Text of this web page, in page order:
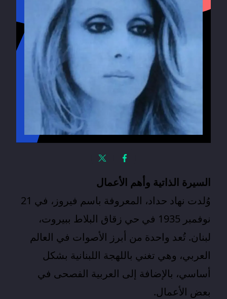
السيرة الذاتية وأهم الأعمال
وُلدت نهاد حداد، المعروفة باسم فيروز
، في 21
نوفمبر 1935 في حي زقاق البلاط ببيروت،
لبنان. تُعد واحدة من أبرز الأصوات في العالم
العربي، وهي تغني باللهجة اللبنانية بشكل
أساسي، بالإضافة إلى العربية الفصحى في
بعض الأعمال.